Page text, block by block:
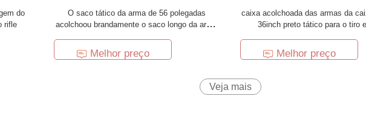
do
rifle
O saco tático da arma de 56 polegadas
acolchoou brandamente o saco longo da arma
Melhor preço
caixa acolchoada das armas da
36inch preto tático para o tiro
Melhor preço
Veja mais